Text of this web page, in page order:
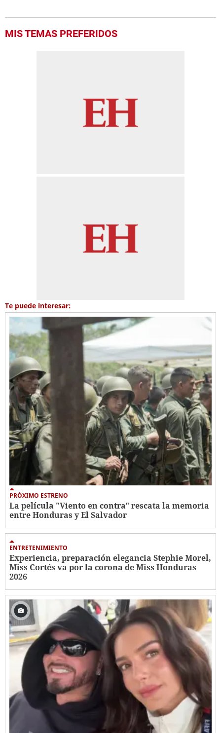
MIS TEMAS PREFERIDOS
Te puede interesar:
PRÓXIMO ESTRENO
La película "Viento en contra" rescata la memoria
entre Honduras y El Salvador
ENTRETENIMIENTO
Experiencia, preparación elegancia Stephie Morel,
Miss Cortés va por la corona de Miss Honduras
2026